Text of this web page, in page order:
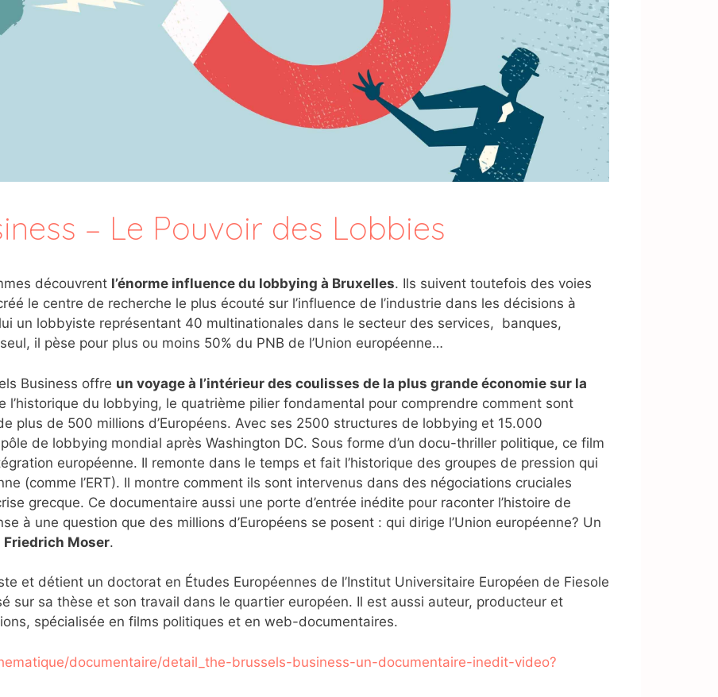
– Le Pouvoir des Lobbies
découvrent l’énorme influence du lobbying à Bruxelles. Ils suivent toutefois des voies
le centre de recherche le plus écouté sur l’influence de l’industrie dans les décisions à
un lobbyiste représentant 40 multinationales dans le secteur des services, banques,
il pèse pour plus ou moins 50% du PNB de l’Union européenne…
Business offre un voyage à l’intérieur des coulisses de la plus grande économie sur la
l’historique du lobbying, le quatrième pilier fondamental pour comprendre comment sont
plus de 500 millions d’Européens. Avec ses 2500 structures de lobbying et 15.000
de lobbying mondial après Washington DC. Sous forme d’un docu-thriller politique, ce film
européenne. Il remonte dans le temps et fait l’historique des groupes de pression qui
(comme l’ERT). Il montre comment ils sont intervenus dans des négociations cruciales
grecque. Ce documentaire aussi une porte d’entrée inédite pour raconter l’histoire de
à une question que des millions d’Européens se posent : qui dirige l’Union européenne? Un
Friedrich Moser.
et détient un doctorat en Études Européennes de l’Institut Universitaire Européen de Fiesole
sur sa thèse et son travail dans le quartier européen. Il est aussi auteur, producteur et
spécialisée en films politiques et en web-documentaires.
documentaire/detail_the-brussels-business-un-documentaire-inedit-video?